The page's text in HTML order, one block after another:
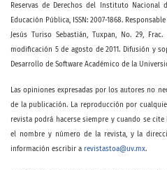
Reservas de Derechos del Instituto Nacional
Educación Pública, ISSN: 2007-1868.
Jesús Turiso Sebastián, Tuxpan, No. 29,
modificación 5 de agosto de 2011. Difusión y
Desarrollo de Software Académico de la
Las opiniones expresadas por los autores no
de la publicación. La reproducción por
revista podrá hacerse siempre y cuando se
el nombre y número de la revista, y la
información escribir a revistastoa@uv.mx.